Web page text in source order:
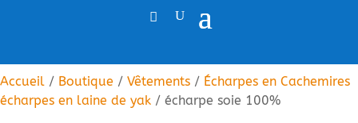
Accueil / Boutique / Vêtements / Écharpes en Cachemires
écharpes en laine de yak / écharpe soie 100%